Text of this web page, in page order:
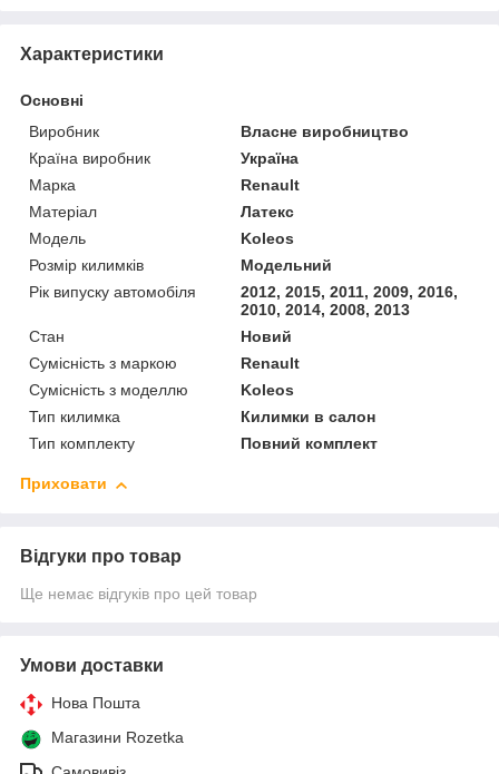
Характеристики
Основні
Виробник
Власне виробництво
Країна виробник
Україна
Марка
Renault
Матеріал
Латекс
Модель
Koleos
Розмір килимків
Модельний
Рік випуску автомобіля
2012, 2015, 2011, 2009, 2016,
2010, 2014, 2008, 2013
Стан
Новий
Сумісність з маркою
Renault
Сумісність з моделлю
Koleos
Тип килимка
Килимки в салон
Тип комплекту
Повний комплект
Приховати
Відгуки про товар
Ще немає відгуків про цей товар
Умови доставки
Нова Пошта
Магазини Rozetka